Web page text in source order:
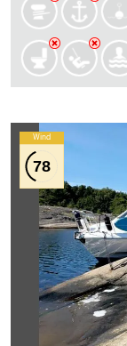
Wind
78